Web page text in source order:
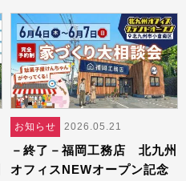
お知らせ 2026.05.21
－終了－福岡工務店 北九州
オフィスNEWオープン記念